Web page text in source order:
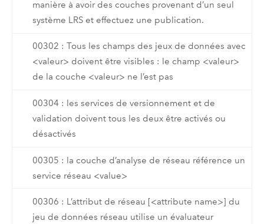
manière à avoir des couches provenant d’un seul
système LRS et effectuez une publication.
00302 : Tous les champs des jeux de données avec
<valeur> doivent être visibles : le champ <valeur>
de la couche <valeur> ne l’est pas
00304 : les services de versionnement et de
validation doivent tous les deux être activés ou
désactivés
00305 : la couche d’analyse de réseau référence un
service réseau <value>
00306 : L’attribut de réseau [<attribute name>] du
jeu de données réseau utilise un évaluateur